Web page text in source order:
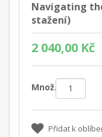
Navigating
stažení)
2 040,00 Kč
Množ.:
Přidat k